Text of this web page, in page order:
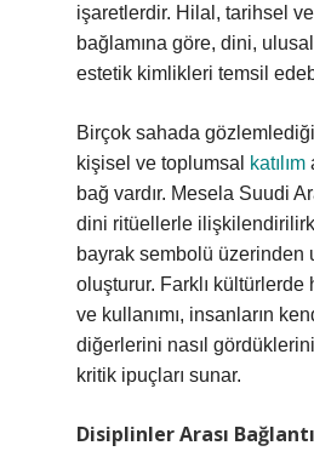
işaretlerdir. Hilal, tarihsel
bağlamına göre, dini,
estetik kimlikleri temsil
Birçok sahada
kişisel ve toplumsal
katılım
bağ vardır. Mesela Suudi
dini ritüellerle
bayrak sembolü üzerinden
oluşturur. Farklı
ve kullanımı, insanların
diğerlerini nasıl
kritik ipuçları sunar.
Disiplinler Arası